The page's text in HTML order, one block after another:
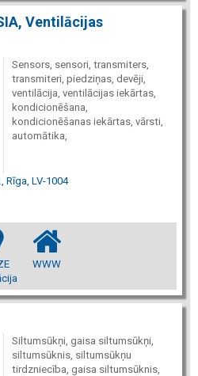
Ventilācijas
Sensors, sensori, transmiters,
transmiteri, piedziņas, devēji,
ventilācija, ventilācijas iekārtas,
kondicionēšana,
kondicionēšanas iekārtas, vārsti,
automātika,
Rīga, LV-1004
WWW
Siltumsūkņi, gaisa siltumsūkņi,
siltumsūknis, siltumsūkņu
tirdzniecība, gaisa siltumsūknis,